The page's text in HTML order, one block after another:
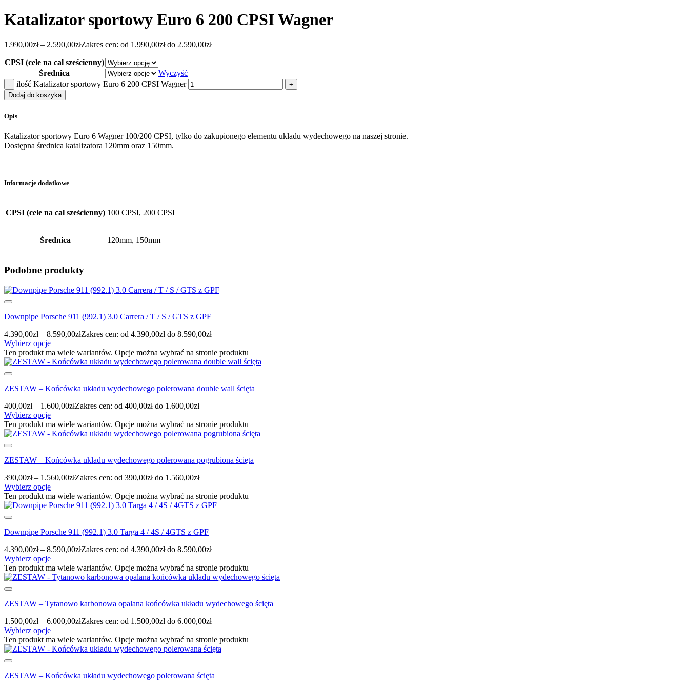
Katalizator sportowy Euro 6 200 CPSI Wagner
1.990,00zł – 2.590,00złZakres cen: od 1.990,00zł do 2.590,00zł
CPSI (cele na cal sześcienny)
Średnica
Wyczyść
ilość Katalizator sportowy Euro 6 200 CPSI Wagner
Dodaj do koszyka
Opis
Katalizator sportowy Euro 6 Wagner 100/200 CPSI, tylko do zakupionego elementu układu wydechowego na naszej stronie.
Dostępna średnica katalizatora 120mm oraz 150mm.
Informacje dodatkowe
CPSI (cele na cal sześcienny) 100 CPSI, 200 CPSI
Średnica 120mm, 150mm
Podobne produkty
Downpipe Porsche 911 (992.1) 3.0 Carrera / T / S / GTS z GPF
4.390,00zł – 8.590,00złZakres cen: od 4.390,00zł do 8.590,00zł
Wybierz opcje
Ten produkt ma wiele wariantów. Opcje można wybrać na stronie produktu
ZESTAW – Końcówka układu wydechowego polerowana double wall ścięta
400,00zł – 1.600,00złZakres cen: od 400,00zł do 1.600,00zł
Wybierz opcje
Ten produkt ma wiele wariantów. Opcje można wybrać na stronie produktu
ZESTAW – Końcówka układu wydechowego polerowana pogrubiona ścięta
390,00zł – 1.560,00złZakres cen: od 390,00zł do 1.560,00zł
Wybierz opcje
Ten produkt ma wiele wariantów. Opcje można wybrać na stronie produktu
Downpipe Porsche 911 (992.1) 3.0 Targa 4 / 4S / 4GTS z GPF
4.390,00zł – 8.590,00złZakres cen: od 4.390,00zł do 8.590,00zł
Wybierz opcje
Ten produkt ma wiele wariantów. Opcje można wybrać na stronie produktu
ZESTAW – Tytanowo karbonowa opalana końcówka układu wydechowego ścięta
1.500,00zł – 6.000,00złZakres cen: od 1.500,00zł do 6.000,00zł
Wybierz opcje
Ten produkt ma wiele wariantów. Opcje można wybrać na stronie produktu
ZESTAW – Końcówka układu wydechowego polerowana ścięta